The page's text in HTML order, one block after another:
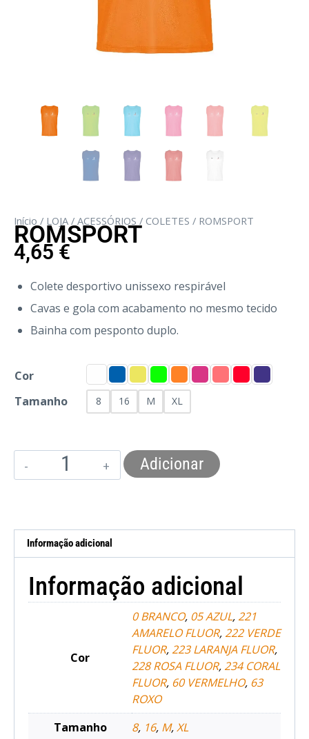
Início / LOJA / ACESSÓRIOS / COLETES / ROMSPORT
ROMSPORT
4,65 €
Colete desportivo unissexo respirável
Cavas e gola com acabamento no mesmo tecido
Bainha com pesponto duplo.
Cor
Tamanho
8 16 M XL
Adicionar
Informação adicional
Informação adicional
Cor
0 BRANCO, 05 AZUL, 221
AMARELO FLUOR, 222 VERDE
FLUOR, 223 LARANJA FLUOR,
228 ROSA FLUOR, 234 CORAL
FLUOR, 60 VERMELHO, 63
ROXO
Tamanho
8, 16, M,XL